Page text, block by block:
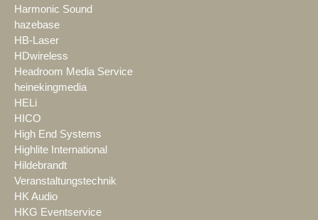
Harmonic Sound
hazebase
HB-Laser
HDwireless
Headroom Media Service
heinekingmedia
HELi
HICO
High End Systems
Highlite International
Hildebrandt
Veranstaltungstechnik
HK Audio
HKG Eventservice